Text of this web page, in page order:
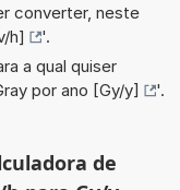
converter, neste
h]
'.
a qual quiser
por ano [Gy/y] '.
de